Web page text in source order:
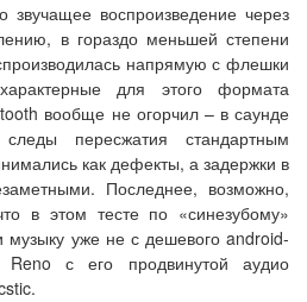
воспроизведение через
в гораздо меньшей степени
напрямую с флешки
для этого формата
вообще не огорчил – в саунде
пересжатия стандартным
как дефекты, а задержки в
Последнее, возможно,
в этом тесте по «синезубому»
уже не с дешевого android-
с его продвинутой аудио